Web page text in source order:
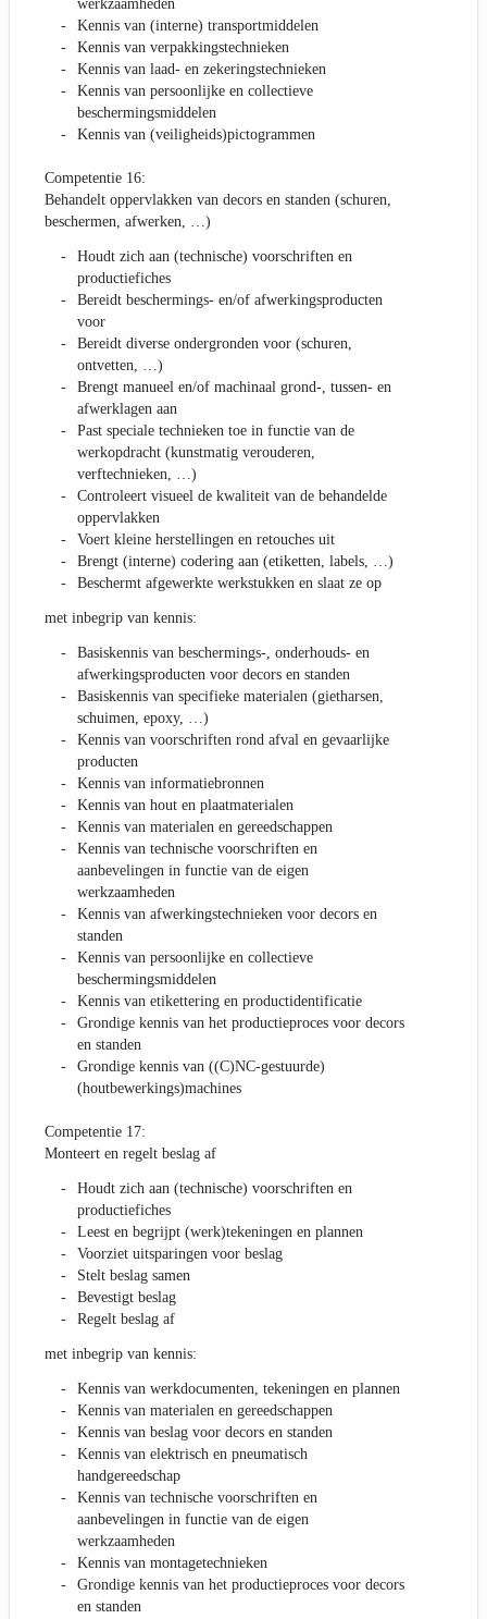
werkzaamheden
Kennis van (interne) transportmiddelen
Kennis van verpakkingstechnieken
Kennis van laad- en zekeringstechnieken
Kennis van persoonlijke en collectieve
beschermingsmiddelen
Kennis van (veiligheids)pictogrammen
Competentie 16:
Behandelt oppervlakken van decors en standen (schuren,
beschermen, afwerken, …)
Houdt zich aan (technische) voorschriften en
productiefiches
Bereidt beschermings- en/of afwerkingsproducten
voor
Bereidt diverse ondergronden voor (schuren,
ontvetten, …)
Brengt manueel en/of machinaal grond-, tussen- en
afwerklagen aan
Past speciale technieken toe in functie van de
werkopdracht (kunstmatig verouderen,
verftechnieken, …)
Controleert visueel de kwaliteit van de behandelde
oppervlakken
Voert kleine herstellingen en retouches uit
Brengt (interne) codering aan (etiketten, labels, …)
Beschermt afgewerkte werkstukken en slaat ze op
met inbegrip van kennis:
Basiskennis van beschermings-, onderhouds- en
afwerkingsproducten voor decors en standen
Basiskennis van specifieke materialen (gietharsen,
schuimen, epoxy, …)
Kennis van voorschriften rond afval en gevaarlijke
producten
Kennis van informatiebronnen
Kennis van hout en plaatmaterialen
Kennis van materialen en gereedschappen
Kennis van technische voorschriften en
aanbevelingen in functie van de eigen
werkzaamheden
Kennis van afwerkingstechnieken voor decors en
standen
Kennis van persoonlijke en collectieve
beschermingsmiddelen
Kennis van etikettering en productidentificatie
Grondige kennis van het productieproces voor decors
en standen
Grondige kennis van ((C)NC-gestuurde)
(houtbewerkings)machines
Competentie 17:
Monteert en regelt beslag af
Houdt zich aan (technische) voorschriften en
productiefiches
Leest en begrijpt (werk)tekeningen en plannen
Voorziet uitsparingen voor beslag
Stelt beslag samen
Bevestigt beslag
Regelt beslag af
met inbegrip van kennis:
Kennis van werkdocumenten, tekeningen en plannen
Kennis van materialen en gereedschappen
Kennis van beslag voor decors en standen
Kennis van elektrisch en pneumatisch
handgereedschap
Kennis van technische voorschriften en
aanbevelingen in functie van de eigen
werkzaamheden
Kennis van montagetechnieken
Grondige kennis van het productieproces voor decors
en standen